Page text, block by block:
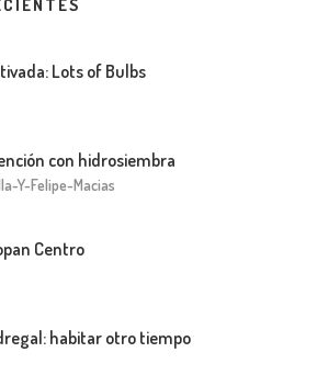
Lots of Bulbs
con hidrosiembra
Y-Felipe-Macias
Centro
habitar otro tiempo